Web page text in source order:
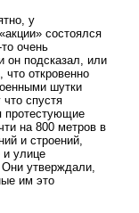
у
состоялся
очень
он подсказал, или
откровенно
шутки
спустя
протестующие
на 800 метров в
и строений,
и улице
утверждали,
им это